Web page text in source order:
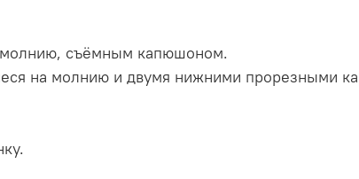
молнию, съёмным капюшоном.
на молнию и двумя нижними прорезными